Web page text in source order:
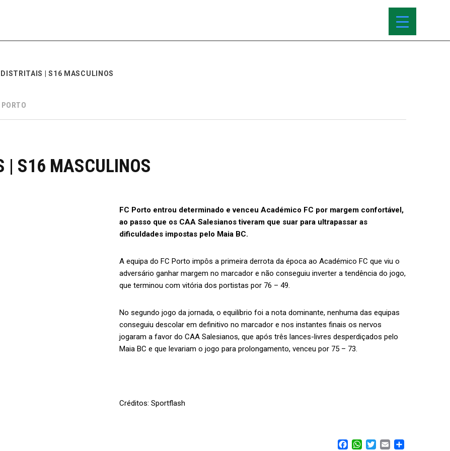
DISTRITAIS | S16 MASCULINOS
| S16 MASCULINOS
FC Porto entrou determinado e venceu Académico FC por margem confortável,
ao passo que os CAA Salesianos tiveram que suar para ultrapassar as
dificuldades impostas pelo Maia BC.
A equipa do FC Porto impôs a primeira derrota da época ao Académico FC que viu o
adversário ganhar margem no marcador e não conseguiu inverter a tendência do jogo,
que terminou com vitória dos portistas por 76 – 49.
No segundo jogo da jornada, o equilíbrio foi a nota dominante, nenhuma das equipas
conseguiu descolar em definitivo no marcador e nos instantes finais os nervos
jogaram a favor do CAA Salesianos, que após três lances-livres desperdiçados pelo
Maia BC e que levariam o jogo para prolongamento, venceu por 75 – 73.
Créditos: Sportflash